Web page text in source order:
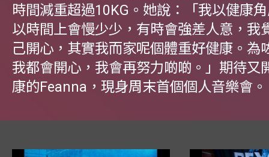
時間減重超過10KG。她說：「我以健康
以時間上會慢少少，有時會強差人意，我
己開心，其實我而家呢個體重好健康。為
我都會開心，我會再努力啲啲。」期待又
康的Feanna，現身周末首個個人音樂會。